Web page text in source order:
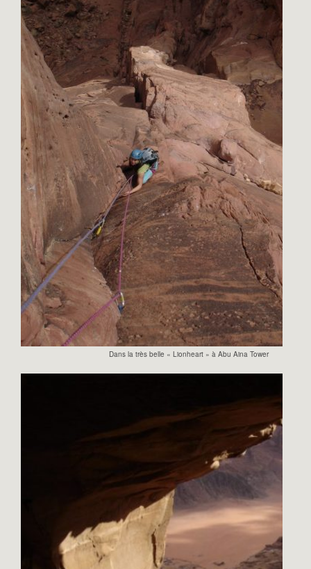
Dans la très belle « Lionheart » à Abu Aina Tower